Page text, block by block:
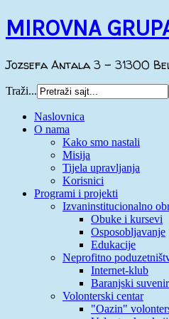
MIROVNA
Jozsefa Antala 3 - 31300
Traži...
Naslovnica
O nama
Kako smo nastali
Misija
Tijela upravljanja
Korisnici
Programi i projekti
Izvaninstitucionalno
Obuke i kursevi
Osposobljavanje
Edukacije
Neprofitno
Internet-klub
Baranjski
Volonterski centar
"Oazin"